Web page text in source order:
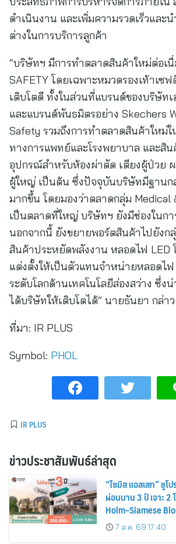
ดำเนินงาน และเพิ่มความรวดเร็วและ
ต่างในการบริการลูกค้า
“บริษัทฯ มีการทำตลาดสินค้าใหม่ต่อเ
SAFETY โดยเฉพาะหมวดรองเท้าเซ
เติบโตดี ทั้งในส่วนที่แบรนด์ของบริษัทเ
และแบรนด์พันธมิตรอย่าง Skechers
Safety รวมถึงการทำตลาดสินค้าใหม่
ทางการแพทย์และโรงพยาบาล และสิ
อุปกรณ์สำหรับห้องผ่าตัด เตียงผู้ป่วย
ผู้ใหญ่ เป็นต้น ซึ่งปัจจุบันบริษัทมีฐานก
มากขึ้น โดยมองว่าตลาดกลุ่ม Medical
เป็นตลาดที่ใหญ่ บริษัทฯ ยังมีช่องในกา
นอกจากนี้ ยังขยายพอร์ตสินค้าไปยังก
สินค้าประหยัดพลังงาน หลอดไฟ LED
แต่งตั้งให้เป็นตัวแทนจำหน่ายหลอดไฟ
ระดับโลกด้านเทคโนโลยีส่องสว่าง ซึ่ง
ได้บริษัทให้เติบโตได้” นายธันยา กล่าว
ที่มา: IR PLUS
Symbol: PHOL
IR PLUS
ข่าวประชาสัมพันธ์ล่าสุด
“ไซมิส แอสเสท” ชูโ
ผ่อนนาน 3 ปี เจาะ 2
Holm–Siamese
ส่วนลดและสิทธิพิเศษ
2569
7 ส.ค. 69 17:40